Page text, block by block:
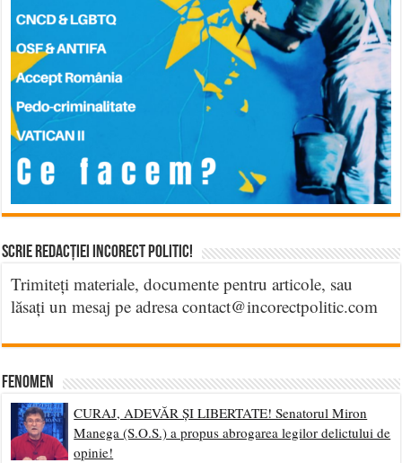
Scrie Redacției Incorect Politic!
Trimiteți materiale, documente pentru articole, sau
lăsați un mesaj pe adresa contact@incorectpolitic.com
Fenomen
CURAJ, ADEVĂR ȘI LIBERTATE! Senatorul Miron
Manega (S.O.S.) a propus abrogarea legilor delictului de
opinie!